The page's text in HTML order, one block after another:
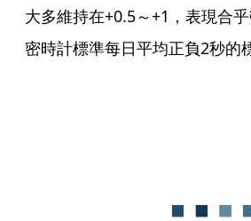
大多維持在+0.5～+1，表現合
密時計標準每日平均正負2秒的